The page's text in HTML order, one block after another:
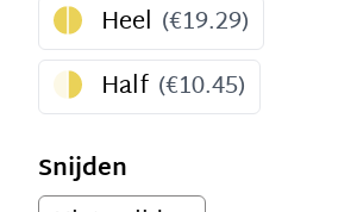
Heel (€19.29)
Half (€10.45)
Snijden